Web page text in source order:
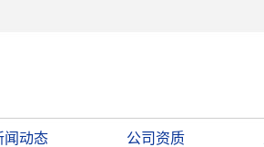
闻动态 公司资质